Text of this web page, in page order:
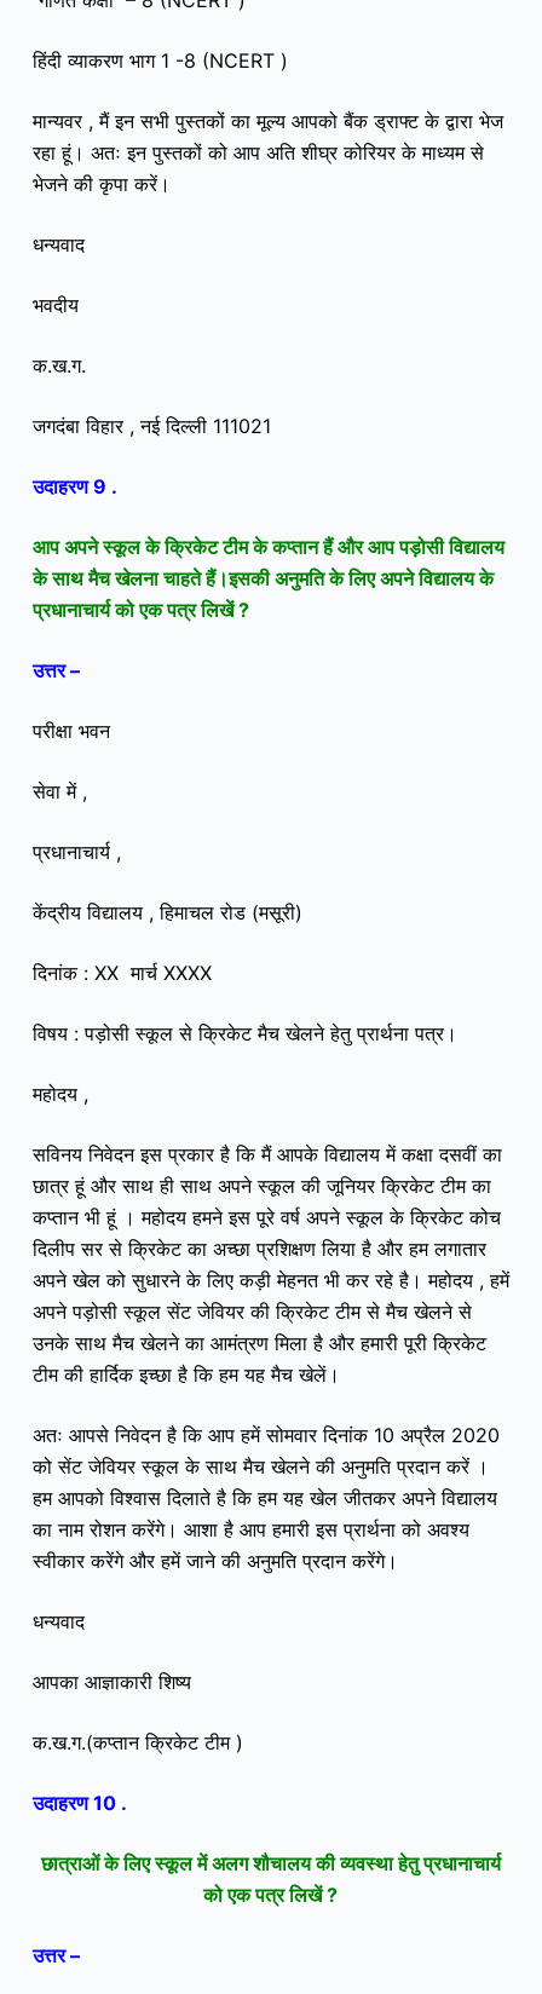
हिंदी व्याकरण भाग 1 -8 (NCERT )
मान्यवर ,मैं इन सभी पुस्तकों का मूल्य आपको बैंक ड्राफ्ट के द्वारा भेज
रहा हूं। अतः इन पुस्तकों को आप अति शीघ्र कोरियर के माध्यम से
भेजने की कृपा करें।
धन्यवाद
भवदीय
क.ख.ग.
जगदंबा विहार , नई दिल्ली 111021
उदाहरण 9 .
आप अपने स्कूल के क्रिकेट टीम के कप्तान हैं और आप पड़ोसी विद्यालय
के साथ मैच खेलना चाहते हैं।इसकी अनुमति के लिए अपने विद्यालय के
प्रधानाचार्य को एक पत्र लिखें ?
उत्तर –
परीक्षा भवन
सेवा में ,
प्रधानाचार्य ,
केंद्रीय विद्यालय , हिमाचल रोड (मसूरी)
दिनांक : XX मार्च XXXX
विषय : पड़ोसी स्कूल से क्रिकेट मैच खेलने हेतु प्रार्थना पत्र।
महोदय ,
सविनय निवेदन इस प्रकार है कि मैं आपके विद्यालय में कक्षा दसवीं का
छात्र हूं और साथ ही साथ अपने स्कूल की जूनियर क्रिकेट टीम का
कप्तान भी हूं । महोदय हमने इस पूरे वर्ष अपने स्कूल के क्रिकेट कोच
दिलीप सर से क्रिकेट का अच्छा प्रशिक्षण लिया है और हम लगातार
अपने खेल को सुधारने के लिए कड़ी मेहनत भी कर रहे है।महोदय , हमें
अपने पड़ोसी स्कूल सेंट जेवियर की क्रिकेट टीम से मैच खेलने से
उनके साथ मैच खेलने का आमंत्रण मिला है और हमारी पूरी क्रिकेट
टीम की हार्दिक इच्छा है कि हम यह मैच खेलें।
अतः आपसे निवेदन है कि आप हमें सोमवार दिनांक 10 अप्रैल 2020
कोसेंट जेवियर स्कूल के साथमैच खेलने की अनुमति प्रदान करें ।
हम आपको विश्वास दिलाते है कि हम यह खेल जीतकर अपने विद्यालय
का नाम रोशन करेंगे। आशा है आप हमारी इस प्रार्थना को अवश्य
स्वीकार करेंगे और हमें जाने की अनुमति प्रदान करेंगे।
धन्यवाद
आपका आज्ञाकारी शिष्य
क.ख.ग.(कप्तान क्रिकेट टीम )
उदाहरण 10 .
छात्राओंके लिए स्कूल में अलग शौचालय की व्यवस्था हेतु प्रधानाचार्य
को एक पत्र लिखें ?
उत्तर –